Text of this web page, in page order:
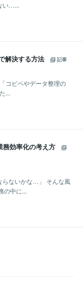
い…...
解決する方法
記事
コピペやデータ整理の
...
効率化の考え方
らないかな…」 そんな風
の中に...